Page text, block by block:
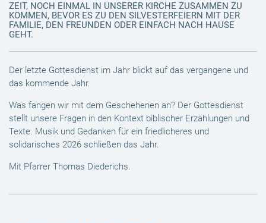
ZEIT, NOCH EINMAL IN UNSERER KIRCHE ZUSAMMEN ZU
KOMMEN, BEVOR ES ZU DEN SILVESTERFEIERN MIT DER
FAMILIE, DEN FREUNDEN ODER EINFACH NACH HAUSE
GEHT.
Der letzte Gottesdienst im Jahr blickt auf das vergangene und
das kommende Jahr.
Was fangen wir mit dem Geschehenen an? Der Gottesdienst
stellt unsere Fragen in den Kontext biblischer Erzählungen und
Texte. Musik und Gedanken für ein friedlicheres und
solidarisches 2026 schließen das Jahr.
Mit Pfarrer Thomas Diederichs.